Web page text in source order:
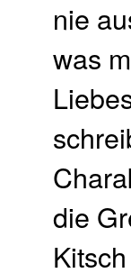
nie
was
die